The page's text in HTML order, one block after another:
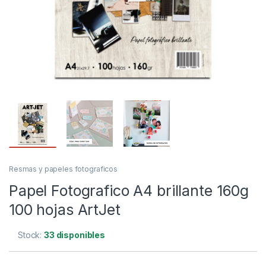
Resmas y papeles fotograficos
Papel Fotografico A4 brillante 160g
100 hojas ArtJet
Stock:33 disponibles